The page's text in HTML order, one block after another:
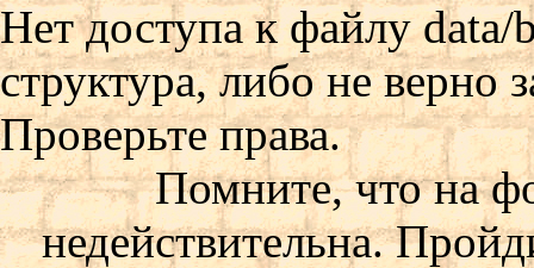
Нет доступа к файлу
структура, либо не верно
Проверьте права.
Помните, что на
недействительна.